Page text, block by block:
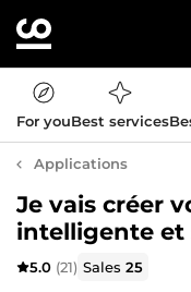
For youBest services
Applications
Je vais créer
intelligente et
5.0 (21) Sales25